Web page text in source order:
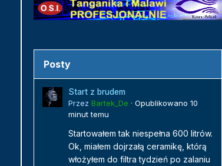
Posty
Start z brudem
Przez Bartek_De · Opublikowano 10
minut temu
Startowałem tak niespełna 600 litrów.
Ok, miałem dojrzałą ceramikę, którą
włożyłem do filtra tydzień po zalaniu